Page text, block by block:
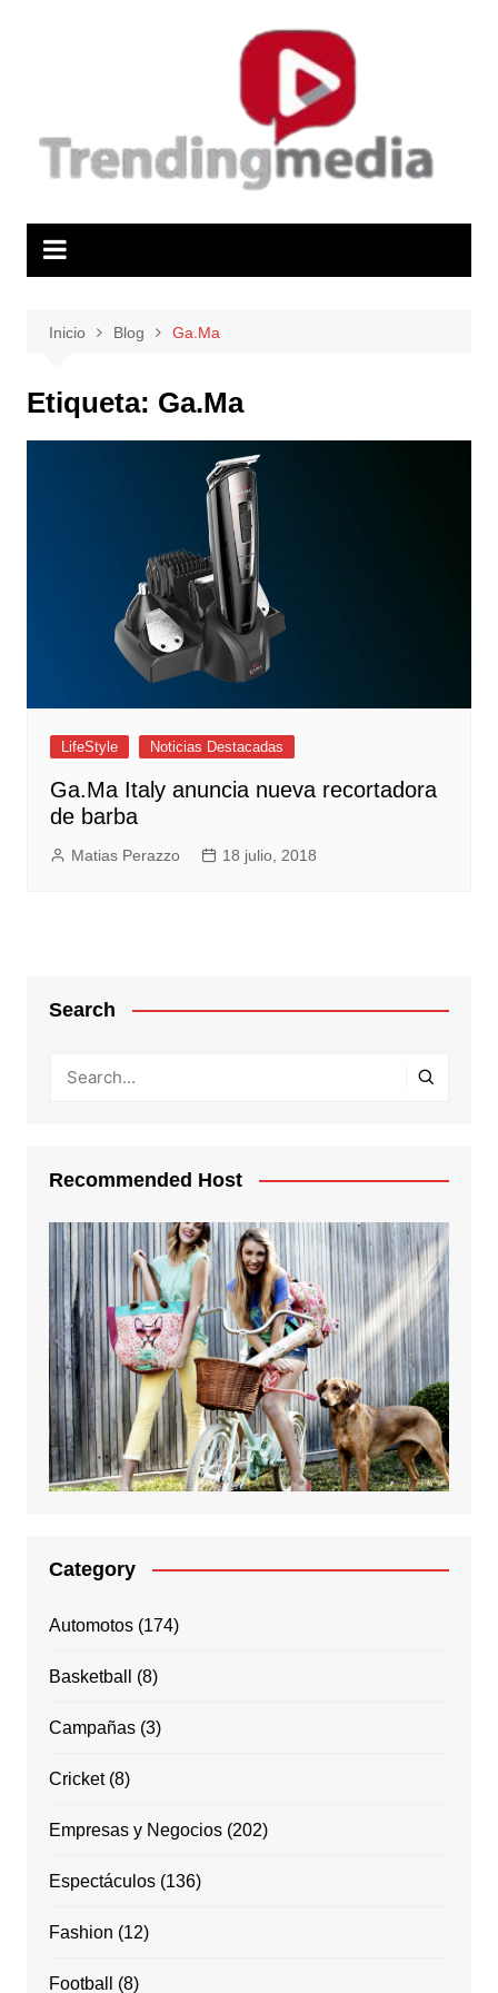
Inicio Blog Ga.Ma
Etiqueta: Ga.Ma
LifeStyle Noticias Destacadas
Ga.Ma Italy anuncia nueva recortadora
de barba
Matias Perazzo 18 julio, 2018
Search
Recommended Host
Category
Automotos(174)
Basketball (8)
Campañas(3)
Cricket(8)
Empresas y Negocios(202)
Espectáculos(136)
Fashion (12)
Football (8)